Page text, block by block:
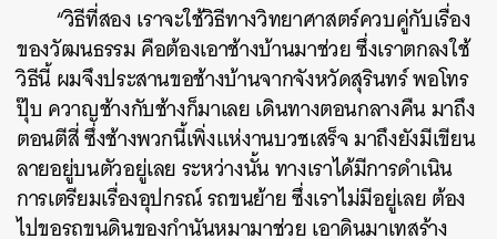
“วิธีที่สอง เราจะใช้วิธีทางวิทยาศาสตร์ควบคู่กับเรื่อง
ของวัฒนธรรม คือต้องเอาช้างบ้านมาช่วย ซึ่งเราตกลงใช้
วิธีนี้ ผมจึงประสานขอช้างบ้านจากจังหวัดสุรินทร์ พอโทร
ปุ๊บ ควาญช้างกับช้างก็มาเลย เดินทางตอนกลางคืน มาถึง
ตอนตีสี่ ซึ่งช้างพวกนี้เพิ่งแห่งานบวชเสร็จ มาถึงยังมีเขียน
ลายอยู่บนตัวอยู่เลยระหว่างนั้น ทางเราได้มีการดำเนิน
การเตรียมเรื่องอุปกรณ์ รถขนย้าย ซึ่งเราไม่มีอยู่เลย ต้อง
ไปขอรถขนดินของกำนันหมามาช่วย เอาดินมาเทสร้าง